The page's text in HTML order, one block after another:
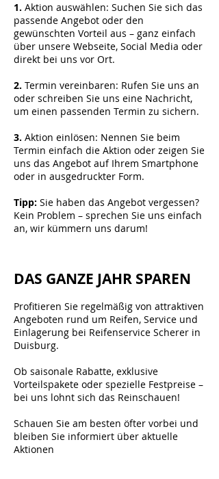
1. Aktion auswählen: Suchen Sie sich das
passende Angebot oder den
gewünschten Vorteil aus – ganz einfach
über unsere Webseite, Social Media oder
direkt bei uns vor Ort.
2. Termin vereinbaren: Rufen Sie uns an
oder schreiben Sie uns eine Nachricht,
um einen passenden Termin zu sichern.
3. Aktion einlösen: Nennen Sie beim
Termin einfach die Aktion oder zeigen Sie
uns das Angebot auf Ihrem Smartphone
oder in ausgedruckter Form.
Tipp: Sie haben das Angebot vergessen?
Kein Problem – sprechen Sie uns einfach
an, wir kümmern uns darum!
DAS GANZE JAHR SPAREN
Profitieren Sie regelmäßig von attraktiven
Angeboten rund um Reifen, Service und
Einlagerung bei Reifenservice Scherer in
Duisburg.
Ob saisonale Rabatte, exklusive
Vorteilspakete oder spezielle Festpreise –
bei uns lohnt sich das Reinschauen!
Schauen Sie am besten öfter vorbei und
bleiben Sie informiert über aktuelle
Aktionen